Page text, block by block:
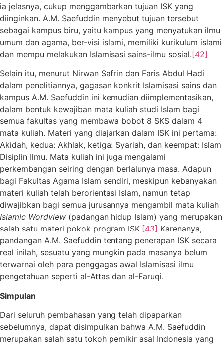
ia jelasnya, cukup menggambarkan tujuan ISK yang
diinginkan. A.M. Saefuddin menyebut tujuan tersebut
sebagai kampus biru, yaitu kampus yang menyatukan ilmu
umum dan agama, ber-visi islami, memiliki kurikulum islami
dan mempu melakukan Islamisasi sains-ilmu sosial.[42]
Selain itu, menurut Nirwan Safrin dan Faris Abdul Hadi
dalam penelitiannya, gagasan konkrit Islamisasi sains dan
kampus A.M. Saefuddin ini kemudian diimplementasikan,
dalam bentuk kewajiban mata kuliah studi Islam bagi
semua fakultas yang membawa bobot 8 SKS dalam 4
mata kuliah. Materi yang diajarkan dalam ISK ini pertama:
Akidah, kedua: Akhlak, ketiga: Syariah, dan keempat: Islam
Disiplin Ilmu. Mata kuliah ini juga mengalami
perkembangan seiring dengan berlalunya masa. Adapun
bagi Fakultas Agama Islam sendiri, meskipun kebanyakan
materi kuliah telah berorientasi Islam, namun tetap
diwajibkan bagi semua jurusannya mengambil mata kuliah
Islamic Wordview (padangan hidup Islam) yang merupakan
salah satu materi pokok program ISK. [43] Karenanya,
pandangan A.M. Saefuddin tentang penerapan ISK secara
real inilah, sesuatu yang mungkin pada masanya belum
terwarnai oleh para penggagas awal Islamisasi ilmu
pengetahuan seperti al-Attas dan al-Faruqi.
Simpulan
Dari seluruh pembahasan yang telah dipaparkan
sebelumnya, dapat disimpulkan bahwa A.M. Saefuddin
merupakan salah satu tokoh pemikir asal Indonesia yang